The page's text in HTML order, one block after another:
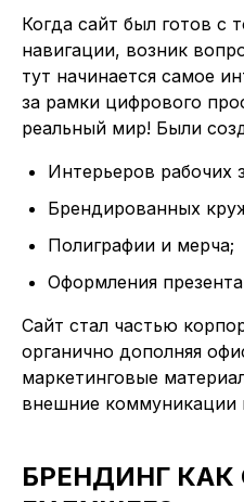
Когда сайт был готов с
навигации, возник
тут начинается самое
за рамки цифрового
реальный мир! Были
Интерьеров рабочих
Брендированных
Полиграфии и мерча;
Оформления
Сайт стал частью
органично дополняя
маркетинговые
внешние коммуникации
БРЕНДИНГ КАК